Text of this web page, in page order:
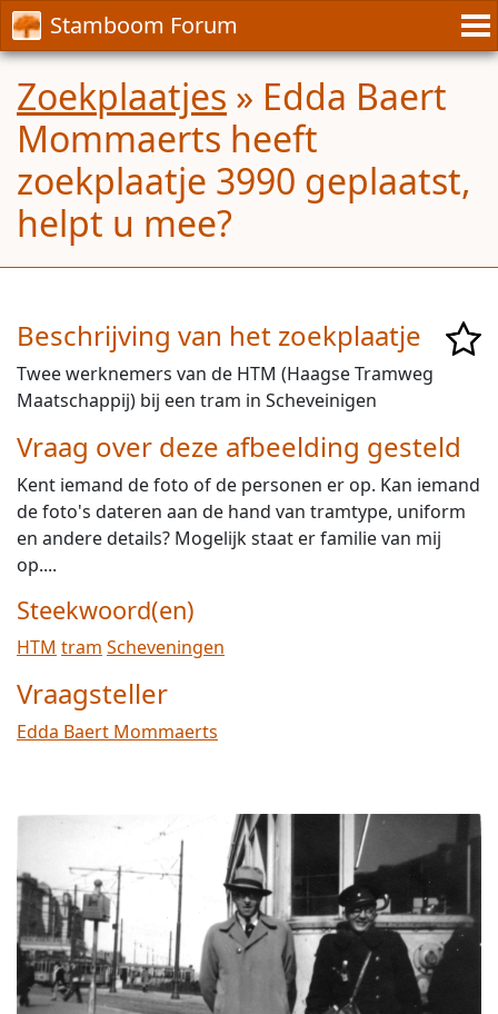
Stamboom Forum
Zoekplaatjes » Edda Baert
Mommaerts heeft
zoekplaatje 3990 geplaatst,
helpt u mee?
Beschrijving van het zoekplaatje
Twee werknemers van de HTM (Haagse Tramweg
Maatschappij) bij een tram in Scheveinigen
Vraag over deze afbeelding gesteld
Kent iemand de foto of de personen er op. Kan iemand
de foto's dateren aan de hand van tramtype, uniform
en andere details? Mogelijk staat er familie van mij
op....
Steekwoord(en)
HTM tram Scheveningen
Vraagsteller
Edda Baert Mommaerts